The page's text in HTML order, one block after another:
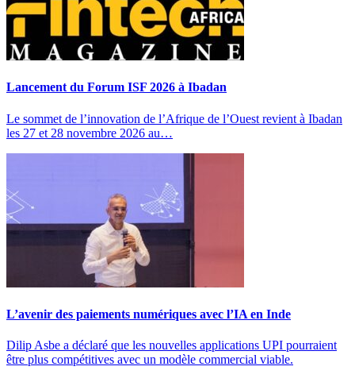
Lancement du Forum ISF 2026 à Ibadan
Le sommet de l’innovation de l’Afrique de l’Ouest revient à Ibadan
les 27 et 28 novembre 2026 au…
L’avenir des paiements numériques avec l’IA en Inde
Dilip Asbe a déclaré que les nouvelles applications UPI pourraient
être plus compétitives avec un modèle commercial viable.